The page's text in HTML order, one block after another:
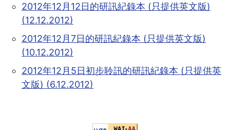
2012年12月12日的研訊紀錄本 (只提供英文版)
(12.12.2012)
2012年12月7日的研訊紀錄本 (只提供英文版)
(10.12.2012)
2012年12月5日初步聆訊的研訊紀錄本 (只提供英
文版) (6.12.2012)